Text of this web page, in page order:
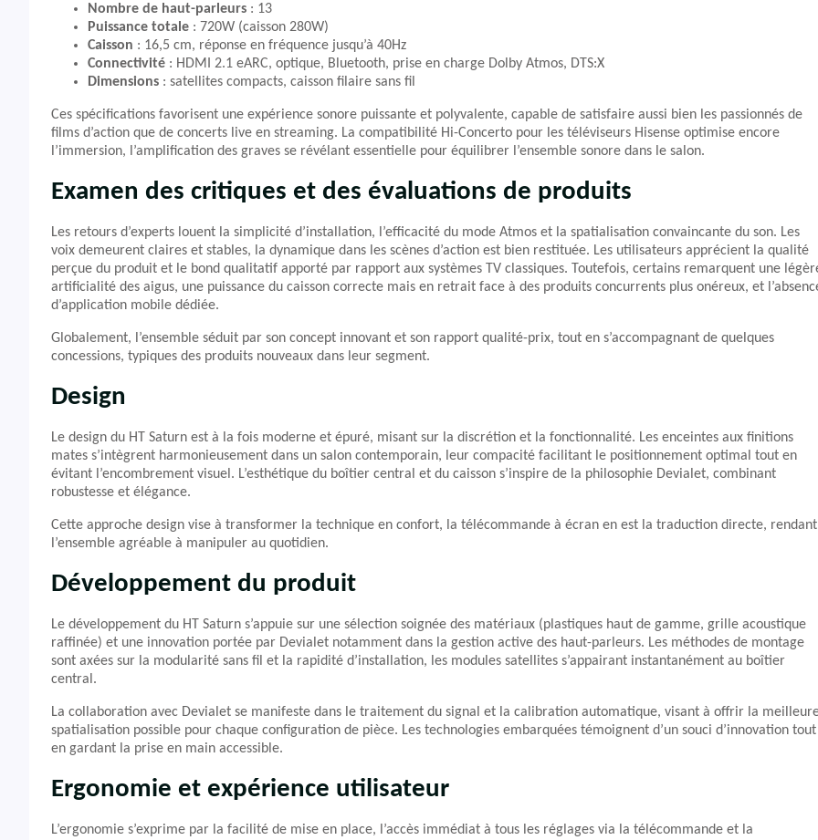
Nombre de haut-parleurs : 13
Puissance totale : 720W (caisson 280W)
Caisson : 16,5 cm, réponse en fréquence jusqu’à 40Hz
Connectivité : HDMI 2.1 eARC, optique, Bluetooth, prise en charge Dolby Atmos, DTS:X
Dimensions : satellites compacts, caisson filaire sans fil
Ces spécifications favorisent une expérience sonore puissante et polyvalente, capable de satisfaire aussi bien les passionnés de
films d’action que de concerts live en streaming. La compatibilité Hi-Concerto pour les téléviseurs Hisense optimise encore
l’immersion, l’amplification des graves se révélant essentielle pour équilibrer l’ensemble sonore dans le salon.
Examen des critiques et des évaluations de produits
Les retours d’experts louent la simplicité d’installation, l’efficacité du mode Atmos et la spatialisation convaincante du son. Les
voix demeurent claires et stables, la dynamique dans les scènes d’action est bien restituée. Les utilisateurs apprécient la qualité
perçue du produit et le bond qualitatif apporté par rapport aux systèmes TV classiques. Toutefois, certains remarquent une
artificialité des aigus, une puissance du caisson correcte mais en retrait face à des produits concurrents plus onéreux, et
d’application mobile dédiée.
Globalement, l’ensemble séduit par son concept innovant et son rapport qualité-prix, tout en s’accompagnant de quelques
concessions, typiques des produits nouveaux dans leur segment.
Design
Le design du HT Saturn est à la fois moderne et épuré, misant sur la discrétion et la fonctionnalité. Les enceintes aux finitions
mates s’intègrent harmonieusement dans un salon contemporain, leur compacité facilitant le positionnement optimal tout en
évitant l’encombrement visuel. L’esthétique du boîtier central et du caisson s’inspire de la philosophie Devialet, combinant
robustesse et élégance.
Cette approche design vise à transformer la technique en confort, la télécommande à écran en est la traduction directe, rendant
l’ensemble agréable à manipuler au quotidien.
Développement du produit
Le développement du HT Saturn s’appuie sur une sélection soignée des matériaux (plastiques haut de gamme, grille acoustique
raffinée) et une innovation portée par Devialet notamment dans la gestion active des haut-parleurs. Les méthodes de montage
sont axées sur la modularité sans fil et la rapidité d’installation, les modules satellites s’appairant instantanément au boîtier
central.
La collaboration avec Devialet se manifeste dans le traitement du signal et la calibration automatique, visant à offrir la
spatialisation possible pour chaque configuration de pièce. Les technologies embarquées témoignent d’un souci d’innovation tout
en gardant la prise en main accessible.
Ergonomie et expérience utilisateur
L’ergonomie s’exprime par la facilité de mise en place, l’accès immédiat à tous les réglages via la télécommande et la